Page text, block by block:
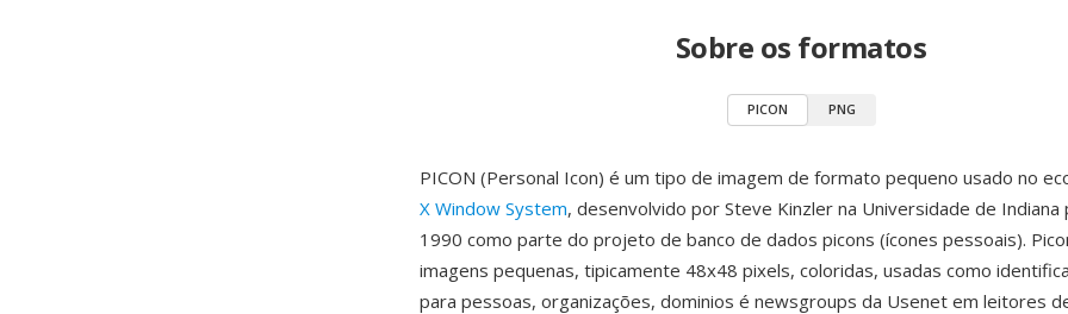
Sobre os formatos
PICON PNG
PICON (Personal Icon) é um tipo de imagem de formato pequeno usado no
X Window System, desenvolvido por Steve Kinzler na Universidade de
1990 como parte do projeto de banco de dados picons (ícones pessoais).
imagens pequenas, tipicamente 48x48 pixels, coloridas, usadas como
para pessoas, organizações, dominios é newsgroups da Usenet em leitores